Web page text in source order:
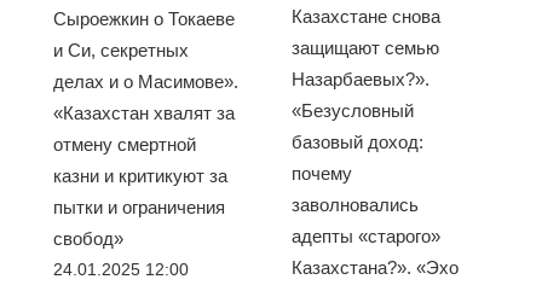
Сыроежкин о Токаеве
и Си, секретных
делах и о Масимове».
«Казахстан хвалят за
отмену смертной
казни и критикуют за
пытки и ограничения
свобод»
24.01.2025 12:00
Казахстане снова
защищают семью
Назарбаевых?».
«Безусловный
базовый доход:
почему
заволновались
адепты «старого»
Казахстана?». «Эхо